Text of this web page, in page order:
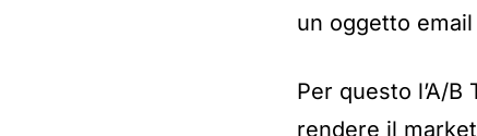
un oggetto
Per questo l’A/
rendere il